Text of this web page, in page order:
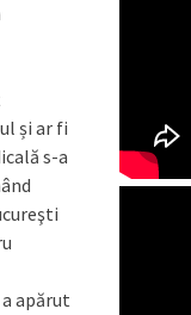
și ar fi
s-a
apărut